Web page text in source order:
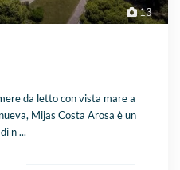
13
da letto con vista mare a
Mijas Costa Arosa è un
di n...